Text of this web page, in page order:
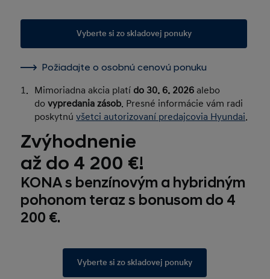
Vyberte si zo skladovej ponuky
Požiadajte o osobnú cenovú ponuku
1. Mimoriadna akcia platí do 30. 6. 2026 alebo
do vypredania zásob. Presné informácie vám radi
poskytnúvšetci autorizovaní predajcovia Hyundai.
Zvýhodnenie
až do 4 200 €!
KONA s benzínovým a hybridným
pohonom teraz s bonusom do 4
200 €.
Vyberte si zo skladovej ponuky